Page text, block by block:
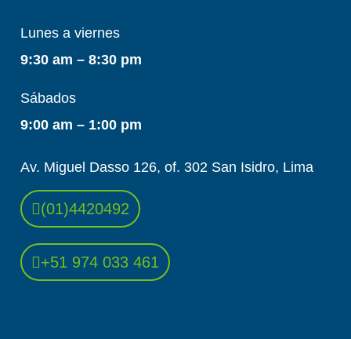
Lunes a viernes
9:30 am – 8:30 pm
Sábados
9:00 am – 1:00 pm
Av. Miguel Dasso 126, of. 302 San Isidro, Lima
(01)4420492
+51 974 033 461